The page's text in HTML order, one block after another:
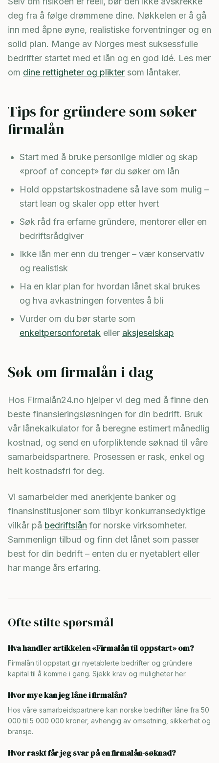
deg fra å følge drømmene dine. Nøkkelen er å gå
inn med åpne øyne, realistiske forventninger og en
solid plan. Mange av Norges mest suksessfulle
bedrifter startet med et lån og en god idé. Les mer
om dine rettigheter og plikter som låntaker.
Tips for gründere som søker
firmalån
Start med å bruke personlige midler og skap
«proof of concept» før du søker om lån
Hold oppstartskostnadene så lave som mulig –
start lean og skaler opp etter hvert
Søk råd fra erfarne gründere, mentorer eller en
bedriftsrådgiver
Ikke lån mer enn du trenger – vær konservativ
og realistisk
Ha en klar plan for hvordan lånet skal brukes
og hva avkastningen forventes å bli
Vurder om du bør starte som
enkeltpersonforetak eller aksjeselskap
Søk om firmalån i dag
Hos Firmalån24.no hjelper vi deg med å finne den
beste finansieringsløsningen for din bedrift. Bruk
vår lånekalkulator for å beregne estimert månedlig
kostnad, og send en uforpliktende søknad til våre
samarbeidspartnere. Prosessen er rask, enkel og
helt kostnadsfri for deg.
Vi samarbeider med anerkjente banker og
finansinstitusjoner som tilbyr konkurransedyktige
vilkår på bedriftslån for norske virksomheter.
Sammenlign tilbud og finn det lånet som passer
best for din bedrift – enten du er nyetablert eller
har mange års erfaring.
Ofte stilte spørsmål
Hva handler artikkelen «Firmalån til oppstart» om?
Firmalån til oppstart gir nyetablerte bedrifter og gründere
kapital til å komme i gang. Sjekk krav og muligheter her.
Hvor mye kan jeg låne i firmalån?
Hos våre samarbeidspartnere kan norske bedrifter låne fra 50
000 til 5 000 000 kroner, avhengig av omsetning, sikkerhet og
bransje.
Hvor raskt får jeg svar på en firmalån-søknad?